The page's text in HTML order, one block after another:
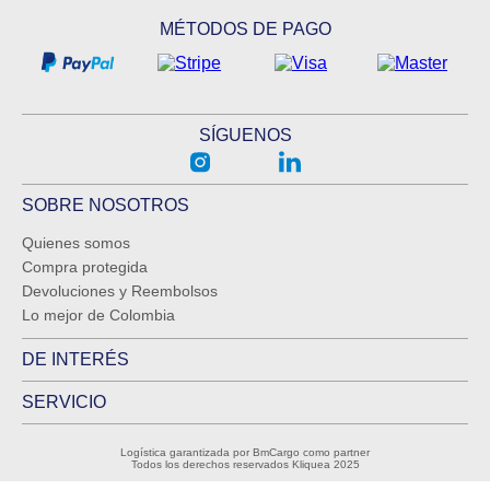
MÉTODOS DE PAGO
SÍGUENOS
SOBRE NOSOTROS
Quienes somos
Compra protegida
Devoluciones y Reembolsos
Lo mejor de Colombia
DE INTERÉS
SERVICIO
Logística garantizada por BmCargo como partner
Todos los derechos reservados Kliquea 2025